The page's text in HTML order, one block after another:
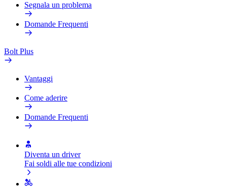
Segnala un problema
Domande Frequenti
Bolt Plus
Vantaggi
Come aderire
Domande Frequenti
Diventa un driver
Fai soldi alle tue condizioni